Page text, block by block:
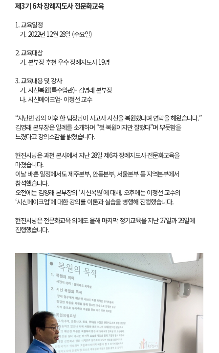
제3기 6차 장례지도사 전문화교육
1. 교육일정
가. 2022년 12월 28일 (수요일)
2. 교육대상
가. 본부장 추천 우수 장례지도사 19명
3. 교육내용 및 강사
가. 시신복원(특수입관)- 김영래 본부장
나. 시신메이크업- 이정선 교수
“지난번 강의 이후 한 팀장님이 사고사 시신을 복원했다며 연락을 해왔습니다.”
김영래 본부장은 일례를 소개하며 “첫 복원이지만 잘했다”며 뿌듯함을
느꼈다고 강의소감을 밝혔습니다.
현진시닝은 과천 본사에서 지난 28일 제6차 장례지도사 전문화교육을
마쳤습니다.
이날 바쁜 일정에서도 제주본부, 안동본부, 서울본부 등 지역본부에서
참석했습니다.
오전에는 김영래 본부장의 ‘시신복원’에 대해, 오후에는 이정선 교수의
‘시신메이크업’에 대한 강의를 이론과 실습을 병행해 진행했습니다.
현진시닝은 전문화교육 외에도 올해 마지막 정기교육을 지난 27일과 29일에
진행했습니다.